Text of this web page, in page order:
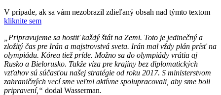
V prípade, ak sa vám nezobrazil zdieľaný obsah nad týmto textom
kliknite sem
„Pripravujeme sa hostiť každý štát na Zemi. Toto je jedinečný a
zložitý čas pre Irán a majstrovstvá sveta. Irán mal vždy plán prísť na
olympiádu. Kórea tiež príde. Možno sa do olympiády vrátia aj
Rusko a Bielorusko. Takže víza pre krajiny bez diplomatických
vzťahov sú súčasťou našej stratégie od roku 2017. S ministerstvom
zahraničných vecí sme veľmi aktívne spolupracovali, aby sme boli
pripravení,“ dodal Wasserman.